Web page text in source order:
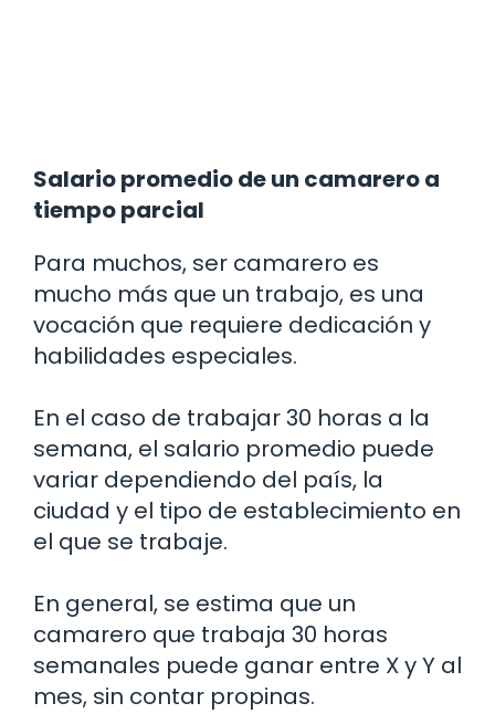
Salario promedio de un camarero a
tiempo parcial
Para muchos, ser camarero es
mucho más que un trabajo, es una
vocación que requiere dedicación y
habilidades especiales.
En el caso de trabajar 30 horas a la
semana, el salario promedio puede
variar dependiendo del país, la
ciudad y el tipo de establecimiento en
el que se trabaje.
En general, se estima que un
camarero que trabaja 30 horas
semanales puede ganar entre X y Y al
mes, sin contar propinas.